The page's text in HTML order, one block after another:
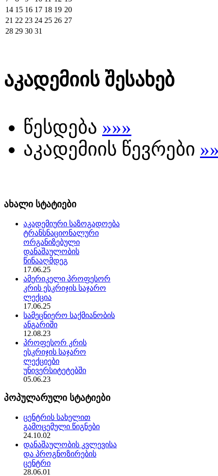
14 15 16 17 18 19 20
21 22 23 24 25 26 27
28 29 30 31
აკადემიის შესახებ
წესდება »»»
აკადემიის წევრები
ახალი სტატიები
აკადემიური საზოგადოება
ტრანსნაციონალური
ორგანიზებული
დანაშაულობის
წინააღმდეგ
17.06.25
ამერიკელი პროფესორ
კრის ესკრიჯის საჯარო
ლექცია
17.06.25
სამეცნიერო საქმიანობის
ანგარიში
12.08.23
პროფესორ კრის
ესკრიჯის საჯარო
ლექციები
უნივერსიტეტებში
05.06.23
პოპულარული სტატიები
ცენტრის სახელით
გამოცემული წიგნები
24.10.02
დანაშაულობის კვლევისა
და პროგნოზირების
ცენტრი
28.06.01